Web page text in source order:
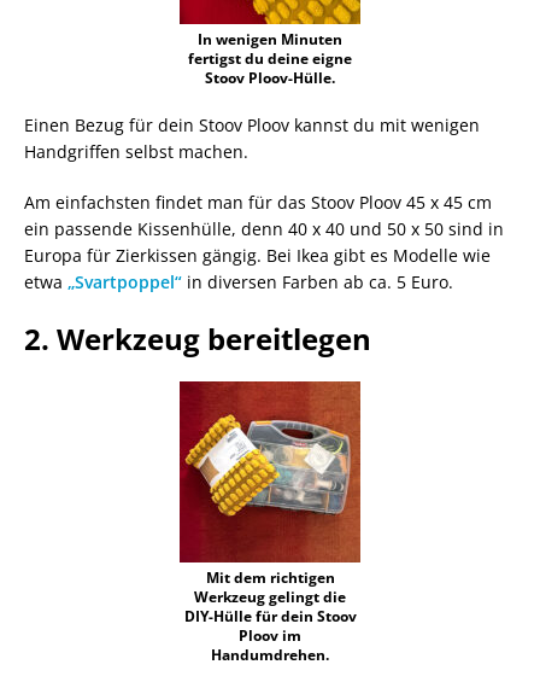
In wenigen Minuten
fertigst du deine eigne
Stoov Ploov-Hülle.
Einen Bezug für dein Stoov Ploov kannst du mit wenigen
Handgriffen selbst machen.
Am einfachsten findet man für das Stoov Ploov 45 x 45 cm
ein passende Kissenhülle, denn 40 x 40 und 50 x 50 sind in
Europa für Zierkissen gängig. Bei Ikea gibt es Modelle wie
etwa „Svartpoppel“ in diversen Farben ab ca. 5 Euro.
2. Werkzeug bereitlegen
Mit dem richtigen
Werkzeug gelingt die
DIY-Hülle für dein Stoov
Ploov im
Handumdrehen.